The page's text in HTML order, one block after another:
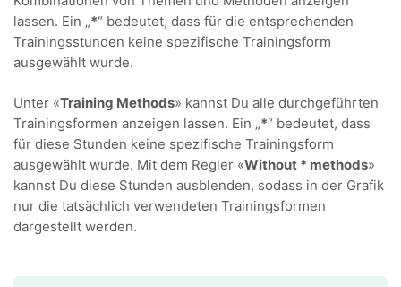
lassen. Ein „*“ bedeutet, dass für die entsprechenden
Trainingsstunden keine spezifische Trainingsform
ausgewählt wurde.
Unter «Training Methods» kannst Du alle durchgeführten
Trainingsformen anzeigen lassen. Ein „*“ bedeutet, dass
für diese Stunden keine spezifische Trainingsform
ausgewählt wurde. Mit dem Regler «Without * methods»
kannst Du diese Stunden ausblenden, sodass in der Grafik
nur die tatsächlich verwendeten Trainingsformen
dargestellt werden.